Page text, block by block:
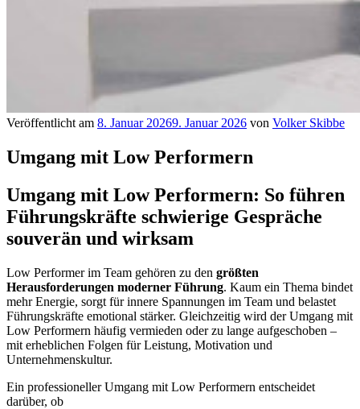
Veröffentlicht am 8. Januar 20269. Januar 2026 von Volker Skibbe
Umgang mit Low Performern
Umgang mit Low Performern: So führen
Führungskräfte schwierige Gespräche
souverän und wirksam
Low Performer im Team gehören zu den größten
Herausforderungen moderner Führung. Kaum ein Thema bindet
mehr Energie, sorgt für innere Spannungen im Team und belastet
Führungskräfte emotional stärker. Gleichzeitig wird der Umgang mit
Low Performern häufig vermieden oder zu lange aufgeschoben –
mit erheblichen Folgen für Leistung, Motivation und
Unternehmenskultur.
Ein professioneller Umgang mit Low Performern entscheidet
darüber, ob